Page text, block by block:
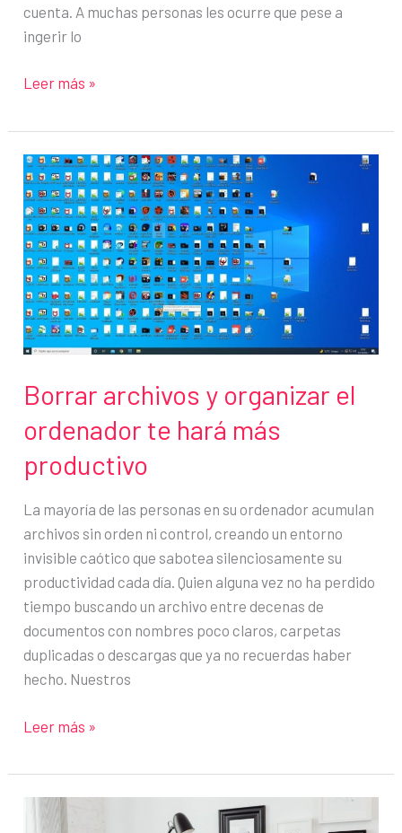
cuenta. A muchas personas les ocurre que pese a
ingerir lo
Alimentos
debes
evitar
antes
de
ponerte
a
trabajar
Leer más »
Borrar archivos y organizar el
ordenador te hará más
productivo
La mayoría de las personas en su ordenador acumulan
archivos sin orden ni control, creando un entorno
invisible caótico que sabotea silenciosamente su
productividad cada día. Quien alguna vez no ha perdido
tiempo buscando un archivo entre decenas de
documentos con nombres poco claros, carpetas
duplicadas o descargas que ya no recuerdas haber
hecho. Nuestros
Borrar
y
organizar
Leer más »